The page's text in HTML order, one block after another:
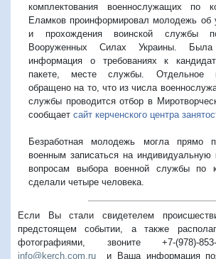
комплектования военнослужащих по
Еламков проинформировал молодежь об
и прохождения воинской службы
Вооруженных Силах Украины. Была
информация о требованиях к
пакете, месте службы. Отдельное
обращено на то, что из числа
службы проводится отбор в
сообщает сайт керченского центра
Безработная молодежь могла прямо
военным записаться на индивидуальную
вопросам выбора военной службы по
сделали четыре человека.
Если Вы стали свидетелем
предстоящем событии, а также
фотографиями, звоните +7-(978)-
info@kerch.com.ru и Ваша информация